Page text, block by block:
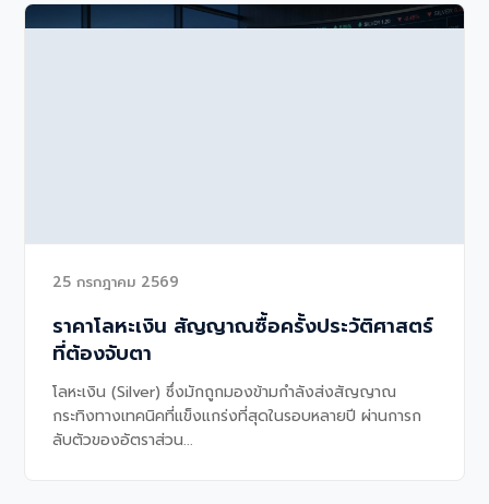
25 กรกฎาคม 2569
ราคาโลหะเงิน สัญญาณซื้อครั้งประวัติศาสตร์
ที่ต้องจับตา
โลหะเงิน (Silver) ซึ่งมักถูกมองข้ามกำลังส่งสัญญาณ
กระทิงทางเทคนิคที่แข็งแกร่งที่สุดในรอบหลายปี ผ่านการก
ลับตัวของอัตราส่วน...